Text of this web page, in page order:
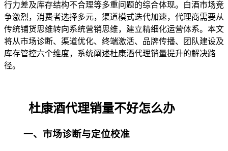
行力差及库存结构不合理等多重问题的综合体现。白酒市场竞
争激烈，消费者选择多元，渠道模式迭代加速，代理商需要从
传统铺货思维转向系统营销思维，建立精细化运营体系。本文
将从市场诊断、渠道优化、终端激活、品牌传播、团队建设及
库存管控六个维度，系统阐述杜康酒代理销量提升的解决路
径。
杜康酒代理销量不好怎么办
一、市场诊断与定位校准